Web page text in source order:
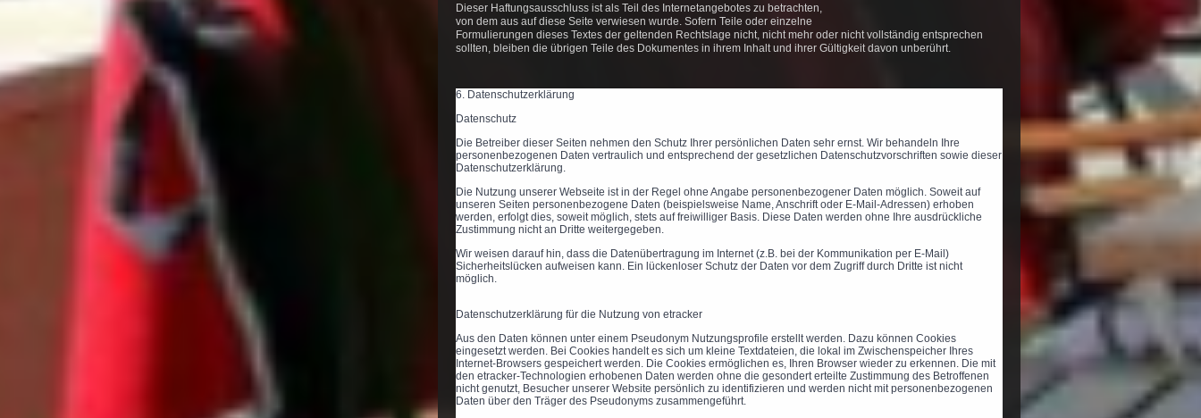
Dieser Haftungsausschluss ist als Teil des Internetangebotes zu betrachten,
von dem aus auf diese Seite verwiesen wurde. Sofern Teile oder einzelne
Formulierungen dieses Textes der geltenden Rechtslage nicht, nicht mehr oder nicht vollständig entsprechen
sollten, bleiben die übrigen Teile des Dokumentes in ihrem Inhalt und ihrer Gültigkeit davon unberührt.
6. Datenschutzerklärung
Datenschutz
Die Betreiber dieser Seiten nehmen den Schutz Ihrer persönlichen Daten sehr ernst. Wir behandeln Ihre
personenbezogenen Daten vertraulich und entsprechend der gesetzlichen Datenschutzvorschriften sowie dieser
Datenschutzerklärung.
Die Nutzung unserer Webseite ist in der Regel ohne Angabe personenbezogener Daten möglich. Soweit auf
unseren Seiten personenbezogene Daten (beispielsweise Name, Anschrift oder E-Mail-Adressen) erhoben
werden, erfolgt dies, soweit möglich, stets auf freiwilliger Basis. Diese Daten werden ohne Ihre ausdrückliche
Zustimmung nicht an Dritte weitergegeben.
Wir weisen darauf hin, dass die Datenübertragung im Internet (z.B. bei der Kommunikation per E-Mail)
Sicherheitslücken aufweisen kann. Ein lückenloser Schutz der Daten vor dem Zugriff durch Dritte ist nicht
möglich.
Datenschutzerklärung für die Nutzung von etracker
Aus den Daten können unter einem Pseudonym Nutzungsprofile erstellt werden. Dazu können Cookies
eingesetzt werden. Bei Cookies handelt es sich um kleine Textdateien, die lokal im Zwischenspeicher Ihres
Internet-Browsers gespeichert werden. Die Cookies ermöglichen es, Ihren Browser wieder zu erkennen. Die mit
den etracker-Technologien erhobenen Daten werden ohne die gesondert erteilte Zustimmung des Betroffenen
nicht genutzt, Besucher unserer Website persönlich zu identifizieren und werden nicht mit personenbezogenen
Daten über den Träger des Pseudonyms zusammengeführt.